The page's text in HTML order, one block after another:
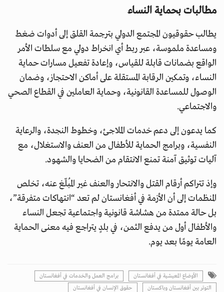
مطالبات بحماية النساء
يطالب حقوقيون المجتمع الدولي بترجمة القلق إلى أدوات ضغط
ومساعدة ملموسة، عبر ربط أي انخراط دولي مع سلطات الأمر
الواقع بضمانات قابلة للقياس، وإعادة تفعيل مسارات حماية
النساء، وتمكين الرقابة المستقلة على أماكن الاحتجاز، وضمان
الوصول للمساعدة القانونية، وحماية العاملين في القطاع الصحي
والاجتماعي.
كما يدعون إلى دعم خدمات الملاجئ، وخطوط النجدة، والرعاية
النفسية، وبرامج الحماية للأطفال من العنف والاستغلال، مع
آليات توثيق آمنة تمنع الانتقام من الضحايا والشهود.
وإذ تتراكم أرقام القتل والانتحار والعنف غير المُبلّغ عنه، تخلص
المنظمات إلى أن الأزمة في أفغانستان لم تعد “انتهاكات متفرقة”،
بل حالة ممتدة من هشاشة قانونية واجتماعية تجعل النساء
والأطفال أول من يدفع الثمن، في بلدٍ يتراجع فيه معنى الحماية
العامة يومًا بعد يوم.
الأوضاع المعيشية في أفغانستان
برامج العمل والخدمات في أفغانستان
التوتر بين أفغانستان وباكستان
حقوق الإنسان في أفغانستان